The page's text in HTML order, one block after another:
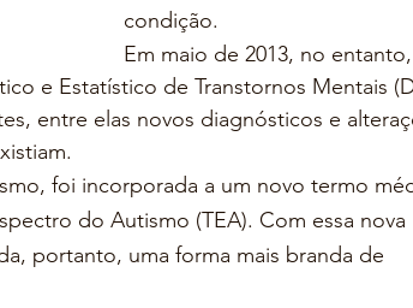
condição.
Em maio de 2013, no
e Estatístico de Transtornos Mentais
entre elas novos diagnósticos e
foi incorporada a um novo termo
do Autismo (TEA). Com essa nova
portanto, uma forma mais branda de